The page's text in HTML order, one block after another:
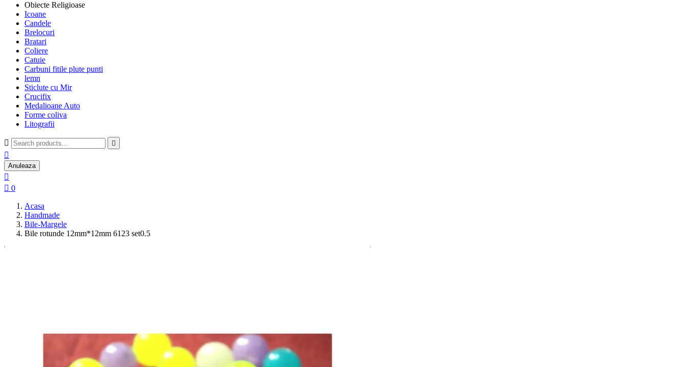
Obiecte Religioase
Icoane
Candele
Brelocuri
Bratari
Coliere
Catuie
Carbuni fitile plute punti
lemn
Sticlute cu Mir
Crucifix
Medalioane Auto
Forme coliva
Litografii
 

Anuleaza

 0
Acasa
Handmade
Bile-Margele
Bile rotunde 12mm*12mm 6123 set0.5